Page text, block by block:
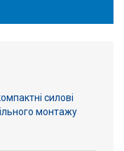
силові
монтажу